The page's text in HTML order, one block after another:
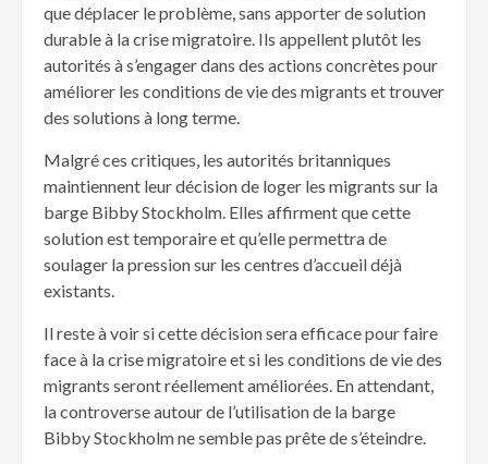
que déplacer le problème, sans apporter de solution
durable à la crise migratoire. Ils appellent plutôt les
autorités à s’engager dans des actions concrètes pour
améliorer les conditions de vie des migrants et trouver
des solutions à long terme.
Malgré ces critiques, les autorités britanniques
maintiennent leur décision de loger les migrants sur la
barge Bibby Stockholm. Elles affirment que cette
solution est temporaire et qu’elle permettra de
soulager la pression sur les centres d’accueil déjà
existants.
Il reste à voir si cette décision sera efficace pour faire
face à la crise migratoire et si les conditions de vie des
migrants seront réellement améliorées. En attendant,
la controverse autour de l’utilisation de la barge
Bibby Stockholm ne semble pas prête de s’éteindre.